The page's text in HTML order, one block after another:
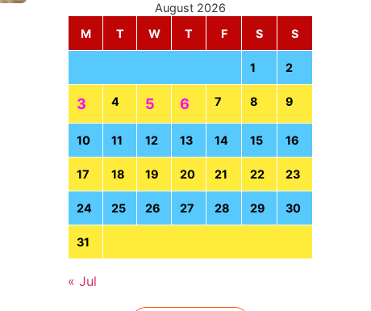
August 2026
M
T W T F S S
1 2
3 4 5 6 7 8 9
10 11 12 13 14 15 16
17 18 19 20 21 22 23
24 25 26 27 28 29 30
31
« Jul